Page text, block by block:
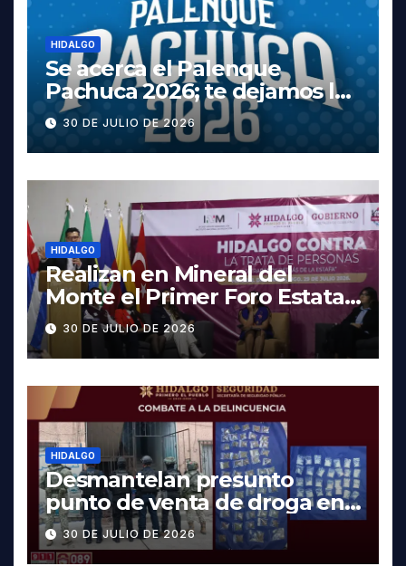
HIDALGO
Se acerca el Palenque
Pachuca 2026; te dejamos la
cartelera completa, las
fechas y los precios
30 DE JULIO DE 2026
HIDALGO
Realizan en Mineral del
Monte el Primer Foro Estatal
contra la Trata de Personas
30 DE JULIO DE 2026
HIDALGO
Desmantelan presunto
punto de venta de droga en
Pachuca; hay dos detenidos
30 DE JULIO DE 2026